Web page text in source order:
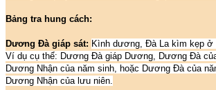
Bảng tra hung cách:
Dương Đà giáp sát: Kình dương, Đà La kìm kẹp ở
Ví dụ cụ thể: Dương Đà giáp Dương, Dương Đà
Dương Nhận của năm sinh, hoặc Dương Đà của
Dương Nhận của lưu niên.